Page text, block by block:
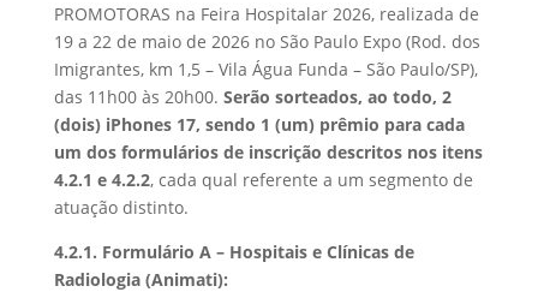
PROMOTORAS na Feira Hospitalar 2026, realizada de
19 a 22 de maio de 2026 no São Paulo Expo (Rod. dos
Imigrantes, km 1,5 – Vila Água Funda – São Paulo/SP),
das 11h00 às 20h00. Serão sorteados, ao todo, 2
(dois) iPhones 17, sendo 1 (um) prêmio para cada
um dos formulários de inscrição descritos nos itens
4.2.1 e 4.2.2, cada qual referente a um segmento de
atuação distinto.
4.2.1. Formulário A – Hospitais e Clínicas de
Radiologia (Animati):